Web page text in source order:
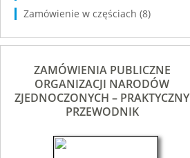
Zamówienie w częściach (8)
ZAMÓWIENIA PUBLICZNE
ORGANIZACJI NARODÓW
ZJEDNOCZONYCH – PRAKTYCZNY
PRZEWODNIK